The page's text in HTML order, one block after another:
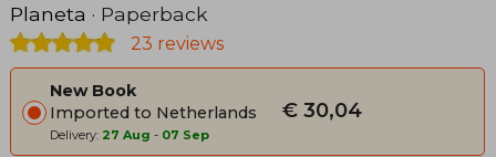
Planeta · Paperback
23 reviews
New Book
Imported to Netherlands
Delivery: 27 Aug - 07 Sep
€ 30,04